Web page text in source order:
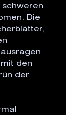
schweren
Die
den
der